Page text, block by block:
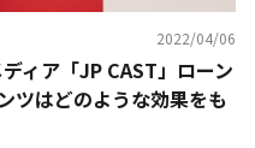
2022/04/06
ィア「JP CAST」ローン
ツはどのような効果をも